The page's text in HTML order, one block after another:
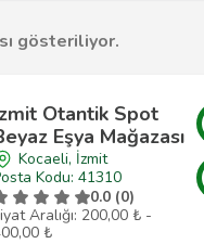
gösteriliyor.
Otantik Spot
Eşya Mağazası
Kocaeli, İzmit
Kodu: 41310
0.0 (0)
Aralığı: 200,00 ₺ -
₺